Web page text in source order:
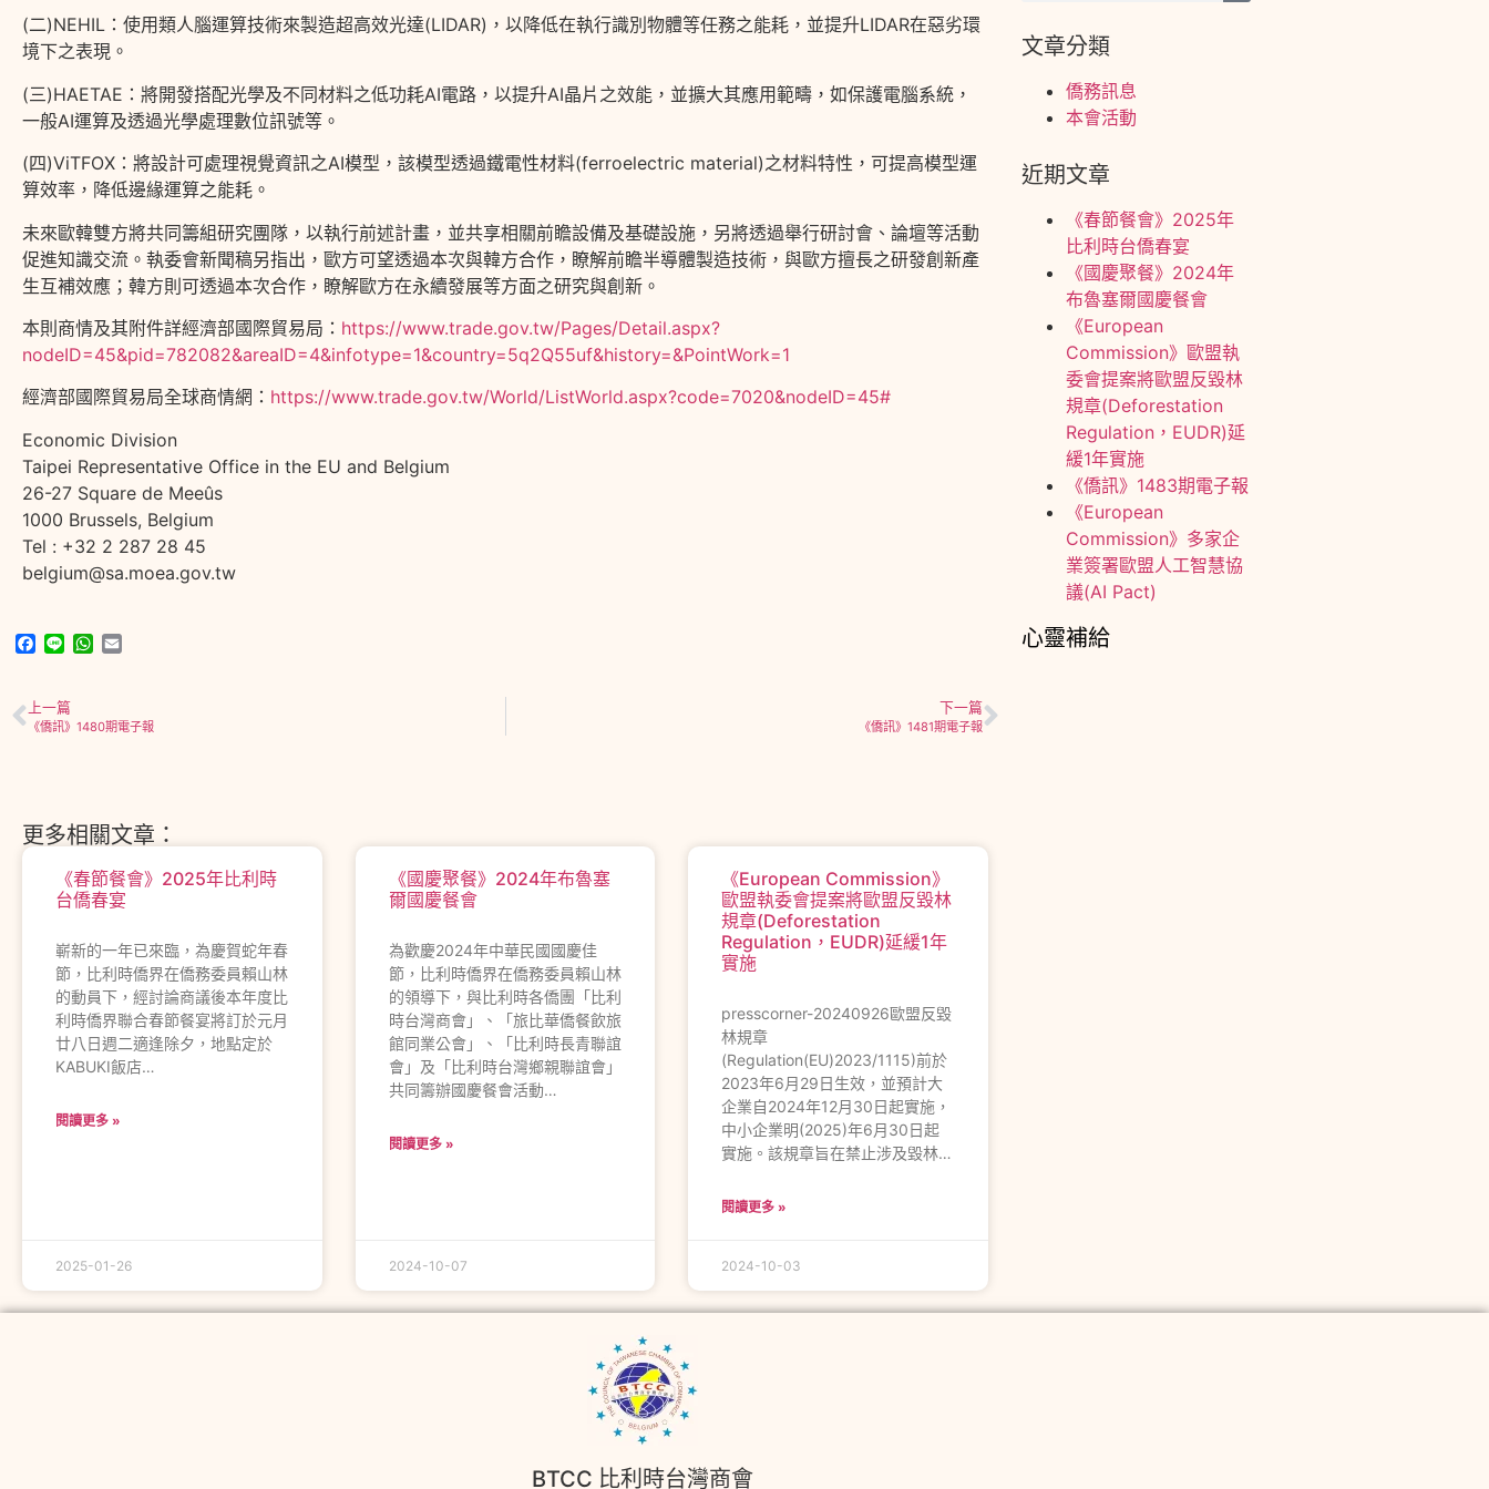
(二)NEHIL：使用類人腦運算技術來製造超高效光達(LIDAR)，以降低在執行識別物體等任務之能耗，並提升LIDAR在惡劣環
境下之表現。
(三)HAETAE：將開發搭配光學及不同材料之低功耗AI電路，以提升AI晶片之效能，並擴大其應用範疇，如保護電腦系統，
一般AI運算及透過光學處理數位訊號等。
(四)ViTFOX：將設計可處理視覺資訊之AI模型，該模型透過鐵電性材料(ferroelectric material)之材料特性，可提高模型運
算效率，降低邊緣運算之能耗。
未來歐韓雙方將共同籌組研究團隊，以執行前述計畫，並共享相關前瞻設備及基礎設施，另將透過舉行研討會、論壇等活動
促進知識交流。執委會新聞稿另指出，歐方可望透過本次與韓方合作，瞭解前瞻半導體製造技術，與歐方擅長之研發創新產
生互補效應；韓方則可透過本次合作，瞭解歐方在永續發展等方面之研究與創新。
本則商情及其附件詳經濟部國際貿易局： https://www.trade.gov.tw/Pages/Detail.aspx?
nodeID=45&pid=782082&areaID=4&infotype=1&country=5q2Q55uf&history=&PointWork=1
經濟部國際貿易局全球商情網： https://www.trade.gov.tw/World/ListWorld.aspx?code=7020&nodeID=45#
Economic Division
Taipei Representative Office in the EU and Belgium
26-27 Square de Meeûs
1000 Brussels, Belgium
Tel : ‪+32 2 287 28 45‬
​belgium@sa.moea.gov.tw ​
Facebook
Line WhatsApp
上一篇
《僑訊》1480期電子報
下一篇
《僑訊》1481期電子報
更多相關文章：
《春節餐會》2025年比利時
台僑春宴
嶄新的一年已來臨，為慶賀蛇年春
節，比利時僑界在僑務委員賴山林
的動員下，經討論商議後本年度比
利時僑界聯合春節餐宴將訂於元月
廿八日週二適逢除夕，地點定於
KABUKI飯店…
閱讀更多 »
2025-01-26
《國慶聚餐》2024年布魯塞
爾國慶餐會
為歡慶2024年中華民國國慶佳
節，比利時僑界在僑務委員賴山林
的領導下，與比利時各僑團「比利
時台灣商會」、「旅比華僑餐飲旅
館同業公會」、「比利時長青聯誼
會」及「比利時台灣鄉親聯誼會」
共同籌辦國慶餐會活動…
閱讀更多 »
2024-10-07
《European Commission》
歐盟執委會提案將歐盟反毀林
規章(Deforestation
Regulation，EUDR)延緩1年
實施
presscorner-20240926歐盟反毀
林規章
(Regulation(EU)2023/1115)前於
2023年6月29日生效，並預計大
企業自2024年12月30日起實施，
中小企業明(2025)年6月30日起
實施。該規章旨在禁止涉及毀林…
閱讀更多 »
2024-10-03
文章分類
僑務訊息
本會活動
近期文章
《春節餐會》2025年
比利時台僑春宴
《國慶聚餐》2024年
布魯塞爾國慶餐會
《European
Commission》歐盟執
委會提案將歐盟反毀林
規章(Deforestation
Regulation，EUDR)延
緩1年實施
《僑訊》1483期電子報
《European
Commission》多家企
業簽署歐盟人工智慧協
議(AI Pact)
心靈補給
BTCC 比利時台灣商會